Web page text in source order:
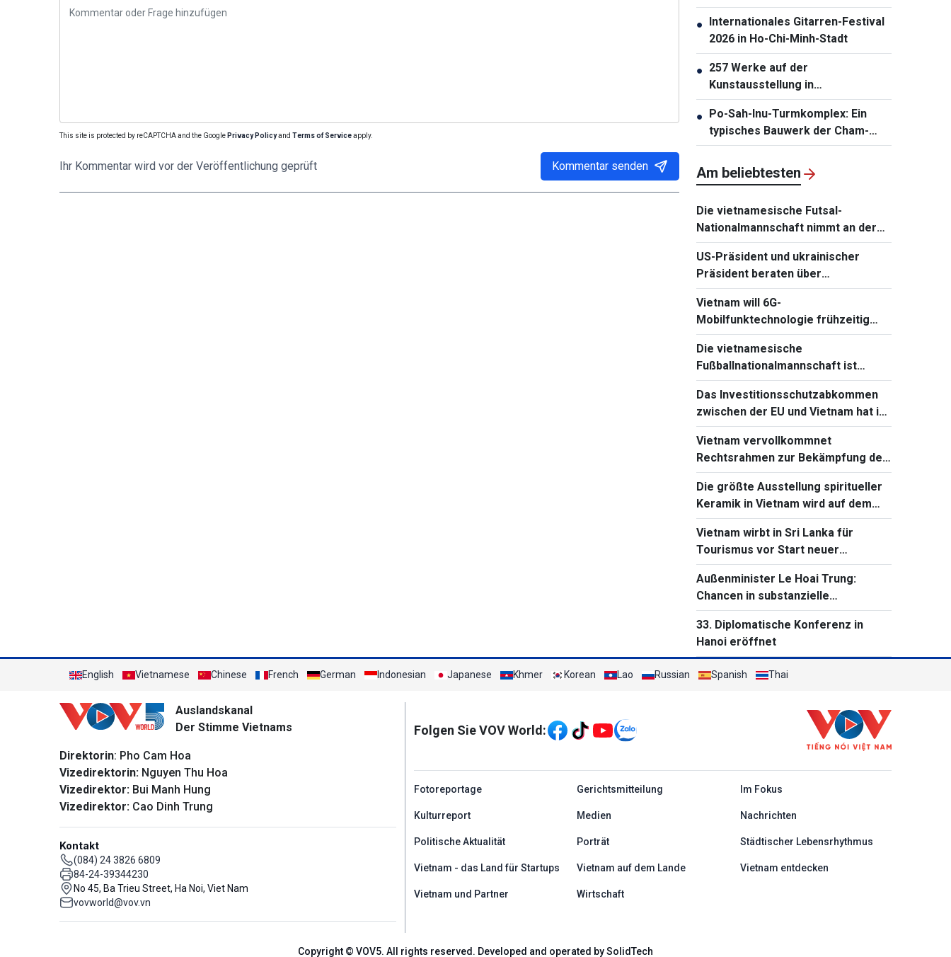
This site is protected by reCAPTCHA and the Google Privacy Policyand Terms of Serviceapply.
Ihr Kommentar wird vor der Veröffentlichung geprüft Kommentar senden
auf ASIAD 20
● Internationales Gitarren-Festival
2026 in Ho-Chi-Minh-Stadt
● 257 Werke auf der
Kunstausstellung in
Südzentralvietnam vorgestellt
● Po-Sah-Inu-Turmkomplex: Ein
typisches Bauwerk der Cham-
Architektur in der Provinz Lam
Dong
Am beliebtesten
Die vietnamesische Futsal-
Nationalmannschaft nimmt an der
Continental Futsal Championship
2026 teil
US-Präsident und ukrainischer
Präsident beraten über
Wiederaufnahme von
Verhandlungen mit Russland
Vietnam will 6G-
Mobilfunktechnologie frühzeitig
beherrschen und einführen
Die vietnamesische
Fußballnationalmannschaft ist
bereit für das Spiel gegen Singapur
bei Südostasienmeisterschaft 2026
Das Investitionsschutzabkommen
zwischen der EU und Vietnam hat in
Frankreich einen neuen Fortschritt
Vietnam vervollkommnet
Rechtsrahmen zur Bekämpfung der
Verbreitung von
Massenvernichtungswaffen
Die größte Ausstellung spiritueller
Keramik in Vietnam wird auf dem
Ba-Den-Berg stattfinden
Vietnam wirbt in Sri Lanka für
Tourismus vor Start neuer
Direktflüge
Außenminister Le Hoai Trung:
Chancen in substanzielle
Entwicklungsergebnisse
verwandeln
33. Diplomatische Konferenz in
Hanoi eröffnet
English Vietnamese Chinese French German Indonesian Japanese Khmer Korean Lao Russian Spanish Thai
Auslandskanal
Der Stimme Vietnams
Direktorin: Pho Cam Hoa
Vizedirektorin: Nguyen Thu Hoa
Vizedirektor: Bui Manh Hung
Vizedirektor: Cao Dinh Trung
Kontakt
(084) 24 3826 6809
84-24-39344230
No 45, Ba Trieu Street, Ha Noi, Viet Nam
vovworld@vov.vn
Folgen Sie VOV World:
menu footer tiếng Đức
Fotoreportage Gerichtsmitteilung Im Fokus
Kulturreport Medien Nachrichten
Politische Aktualität Porträt Städtischer Lebensrhythmus
Vietnam - das Land für Startups Vietnam auf dem Lande Vietnam entdecken
Vietnam und Partner Wirtschaft
Copyright © VOV5. All rights reserved. Developed and operated by SolidTech